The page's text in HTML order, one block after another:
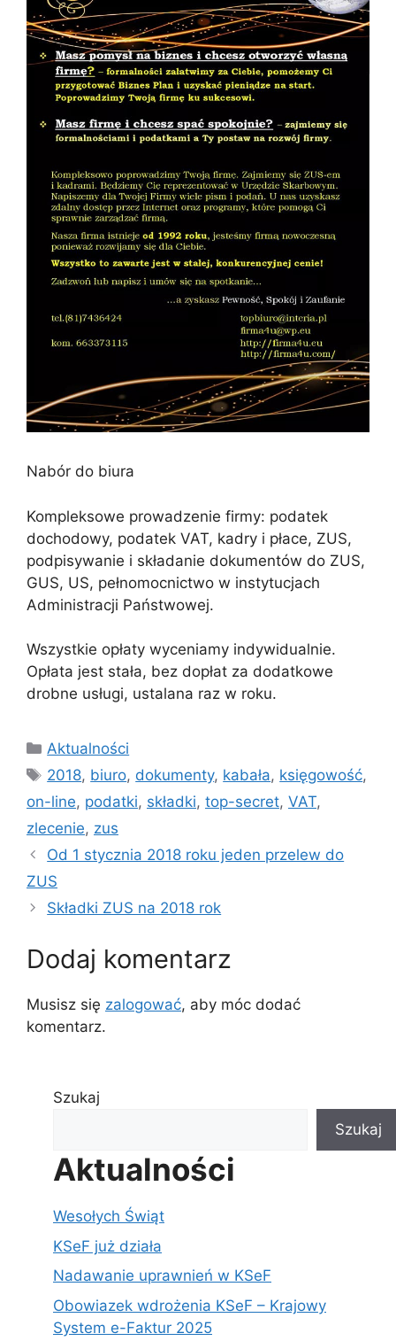
Nabór do biura
Kompleksowe prowadzenie firmy: podatek
dochodowy, podatek VAT, kadry i płace, ZUS,
podpisywanie i składanie dokumentów do ZUS,
GUS, US, pełnomocnictwo w instytucjach
Administracji Państwowej.
Wszystkie opłaty wyceniamy indywidualnie.
Opłata jest stała, bez dopłat za dodatkowe
drobne usługi, ustalana raz w roku.
Kategorie
Aktualności
Tagi
2018, biuro, dokumenty, kabała, księgowość,
on-line, podatki, składki, top-secret, VAT,
zlecenie, zus
Od 1 stycznia 2018 roku jeden przelew do
ZUS
Składki ZUS na 2018 rok
Dodaj komentarz
Musisz się zalogować, aby móc dodać
komentarz.
Szukaj
Szukaj
Aktualności
Wesołych Świąt
KSeF już działa
Nadawanie uprawnień w KSeF
Obowiazek wdrożenia KSeF – Krajowy
System e-Faktur 2025